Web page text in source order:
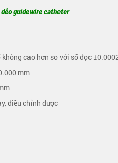
guidewire catheter
cao hơn so với số đọc
mm
điều chỉnh được